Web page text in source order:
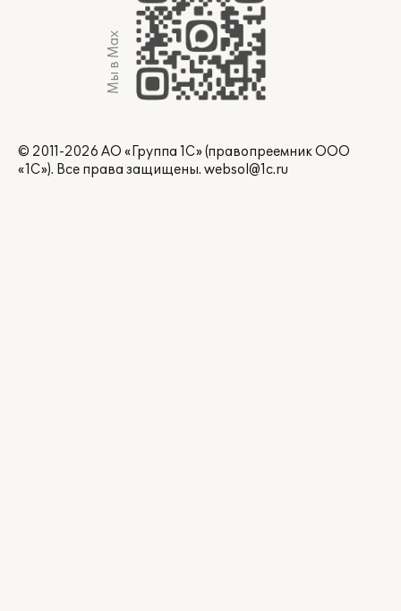
Мы в Max
© 2011-2026 АО «Группа 1С» (правопреемник ООО
«1С»). Все права защищены. websol@1c.ru